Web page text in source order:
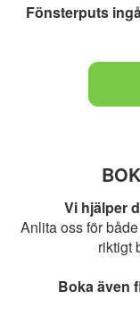
Fönsterputs
Vi hjälper
Anlita oss för
riktigt
Boka även